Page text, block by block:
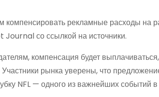
компенсировать рекламные расходы на
со ссылкой на источники.
компенсация будет
рынка уверены, что
NFL — одного из важнейших событий